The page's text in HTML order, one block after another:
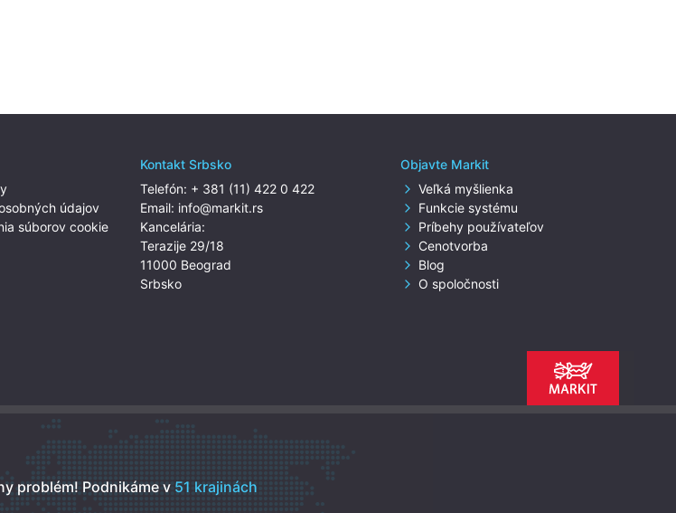
údajov
súborov cookie
Kontakt Srbsko
Telefón: + 381 (11) 422 0 422
Email: info@markit.rs
Kancelária:
Terazije 29/18
11000 Beograd
Srbsko
Objavte Markit
Veľká myšlienka
Funkcie systému
Príbehy používateľov
Cenotvorba
Blog
O spoločnosti
problém! Podnikáme v 51 krajinách